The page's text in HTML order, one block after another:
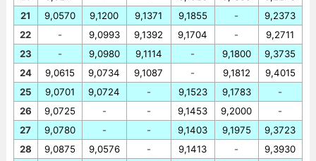
21
22
23
24
25
26
27
28
9,0570
-
-
9,0615
9,0701
9,0725
9,0780
9,0875
9,1200
9,0993
9,0980
9,0734
9,0724
-
-
9,0576
9,1371
9,1392
9,1114
9,1087
-
-
-
-
9,1855
9,1704
-
-
9,1523
9,1453
9,1403
9,1413
-
-
9,1800
9,1812
9,1783
9,2000
9,1975
-
9,2373
9,2711
9,3735
9,4015
-
-
9,3723
9,3930